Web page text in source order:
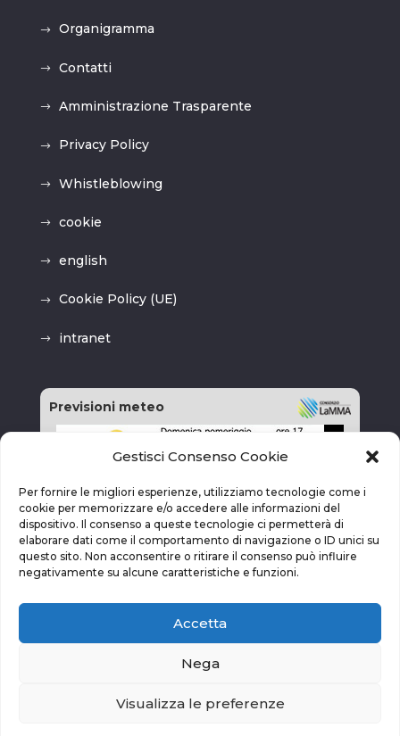
Gestisci Consenso Cookie
Per fornire le migliori esperienze, utilizziamo tecnologie come i
cookie per memorizzare e/o accedere alle informazioni del
dispositivo. Il consenso a queste tecnologie ci permetterà di
elaborare dati come il comportamento di navigazione o ID unici su
questo sito. Non acconsentire o ritirare il consenso può influire
negativamente su alcune caratteristiche e funzioni.
Accetta
Nega
Visualizza le preferenze
Organigramma
Contatti
Amministrazione Trasparente
Privacy Policy
Whistleblowing
cookie
english
Cookie Policy (UE)
intranet
Previsioni meteo